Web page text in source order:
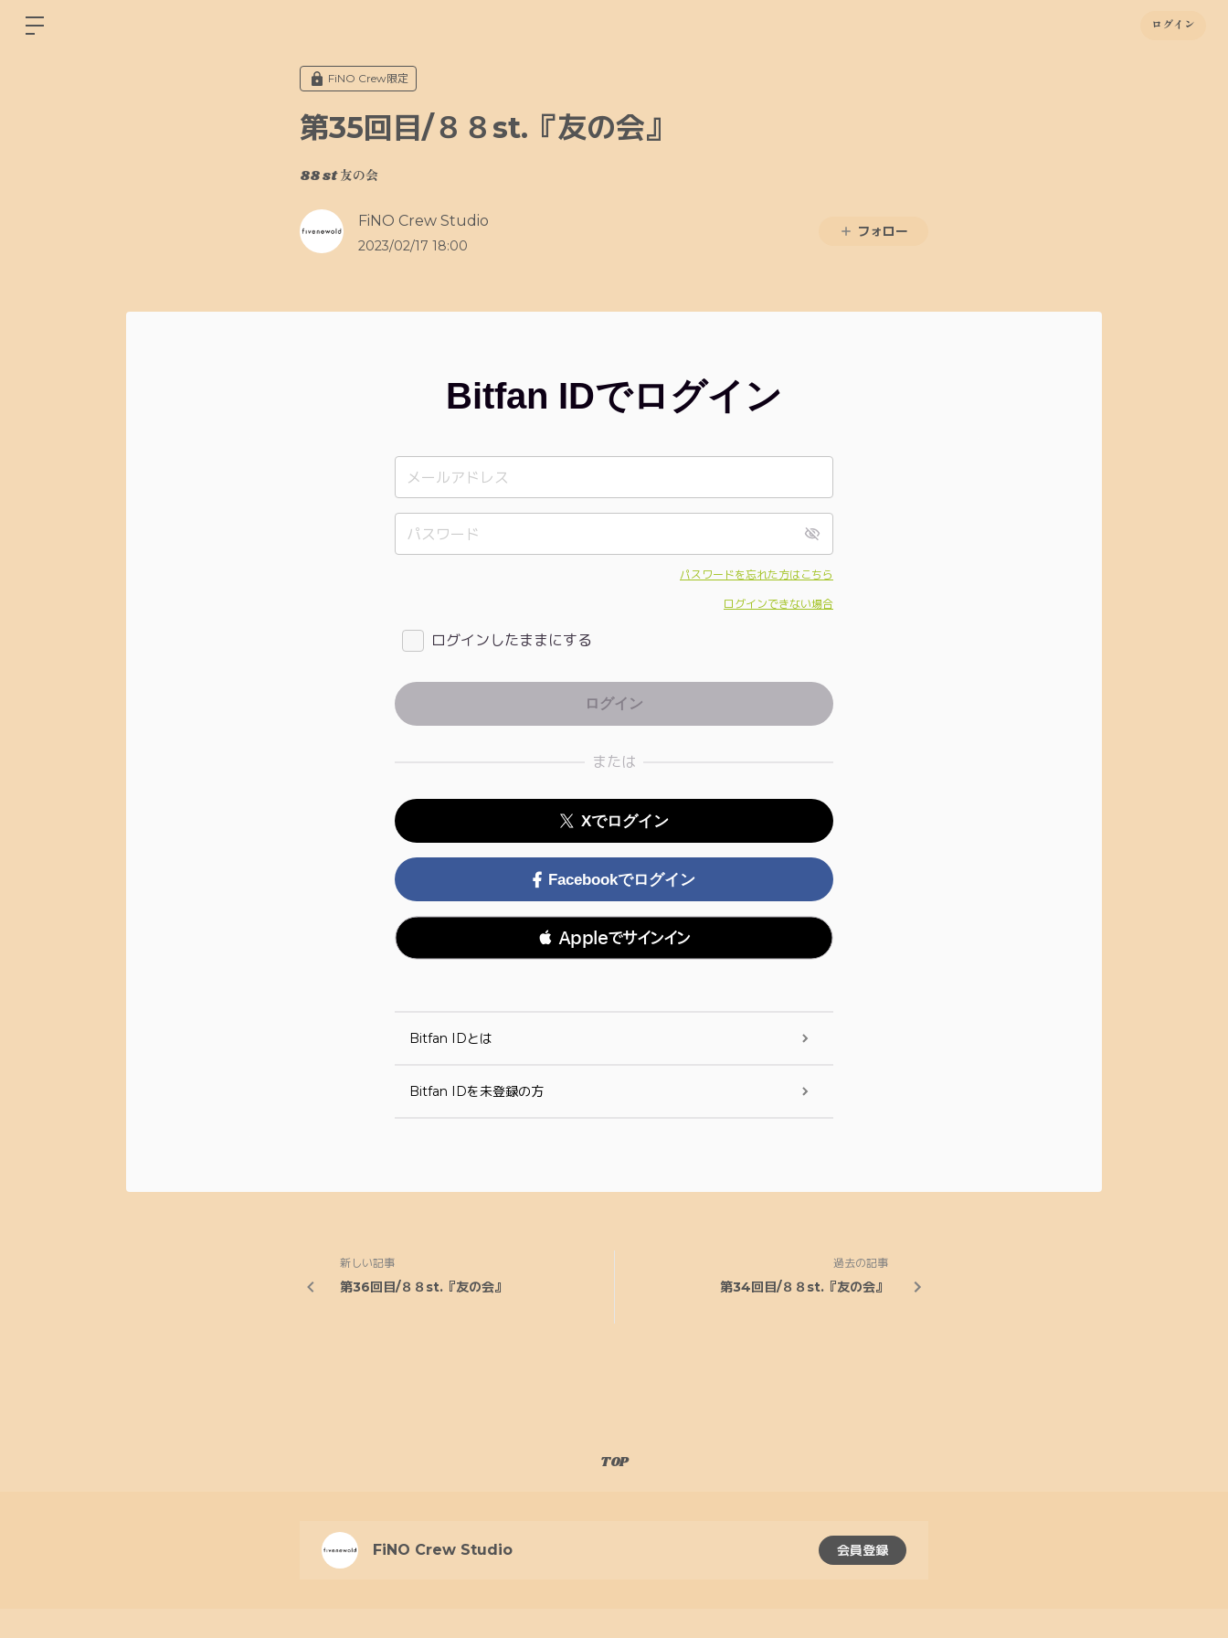
ログイン
FiNO Crew限定
第35回目/８８st.『友の会』
88 st 友の会
FiNO Crew Studio
2023/02/17 18:00
フォロー
Bitfan IDでログイン
パスワードを忘れた方はこちら
ログインできない場合
ログインしたままにする
または
Xでログイン
Facebookでログイン
 Appleでサインイン
Bitfan IDとは
Bitfan IDを未登録の方
新しい記事
第36回目/８８st.『友の会』
過去の記事
第34回目/８８st.『友の会』
TOP
FiNO Crew Studio 会員登録